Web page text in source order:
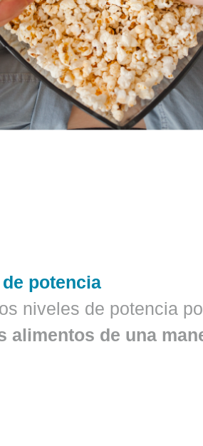
potencia
niveles de potencia
alimentos de una